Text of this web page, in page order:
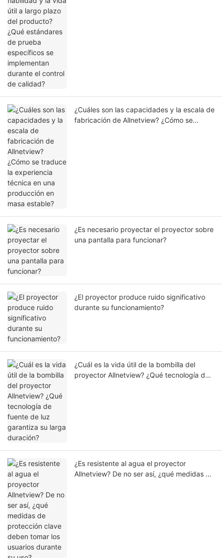
¿Cuáles son las capacidades y la escala de
fabricación de Allnetview? ¿Cómo se
¿Es necesario proyectar el proyector sobre
una pantalla para funcionar?
¿El proyector produce ruido significativo
durante su funcionamiento?
¿Cuál es la vida útil de la bombilla del
proyector Allnetview? ¿Qué tecnología de
¿Es resistente al agua el proyector
Allnetview? De no ser así, ¿qué medidas de